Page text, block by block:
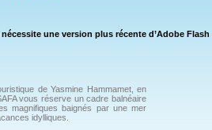
une version plus récente d’Adobe Flash
de Yasmine Hammamet, en
vous réserve un cadre balnéaire
magnifiques baignés par une mer
idylliques.